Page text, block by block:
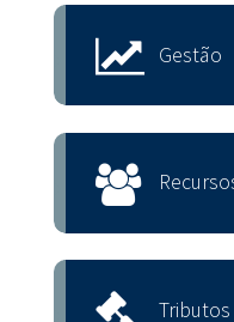
Gestão
Tributos